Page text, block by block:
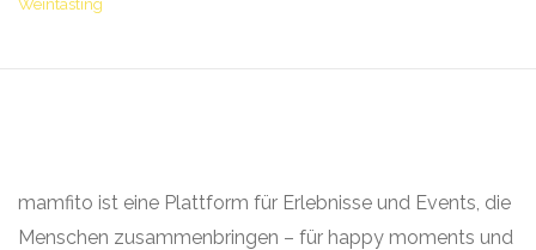
Weintasting
mamfito ist eine Plattform für Erlebnisse und Events, die
Menschen zusammenbringen – für happy moments und